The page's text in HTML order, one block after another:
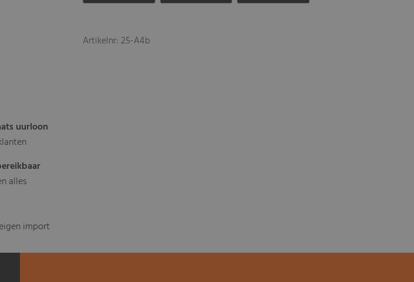
uurloon
alles
import
Artikelnr: 25-A4b